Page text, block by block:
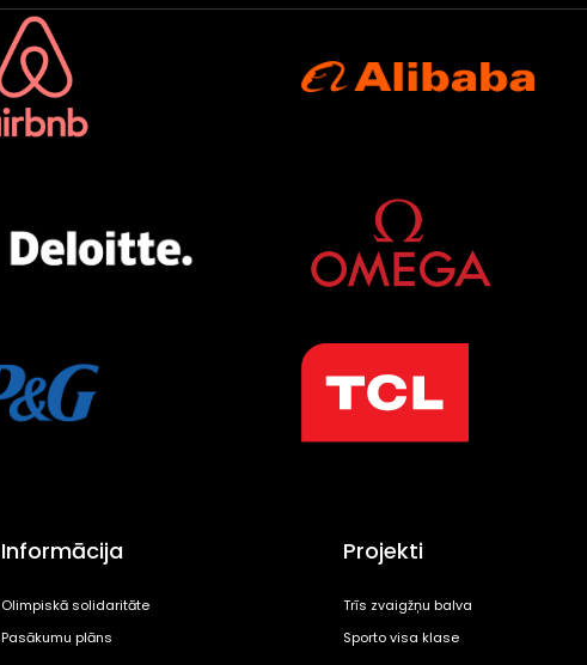
Informācija
Olimpiskā solidaritāte
Pasākumu plāns
Projekti
Trīs zvaigžņu balva
Sporto visa klase